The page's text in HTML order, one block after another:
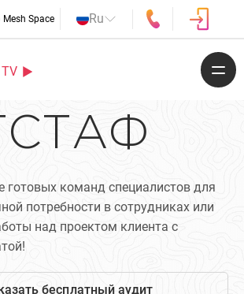
Mesh Space Ru
TV
готовых команд специалистов для
потребности в сотрудниках или
над проектом клиента с
бесплатный аудит